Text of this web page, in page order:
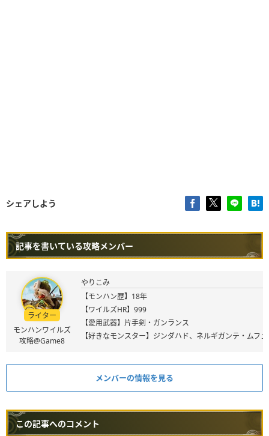
シェアしよう
記事を書いている攻略メンバー
ライター
モンハンワイルズ
攻略@Game8
やりこみ
【モンハン歴】18年
【ワイルズHR】999
【愛用武器】片手剣・ガンランス
【好きなモンスター】ジンダハド、ネルギガンテ・ムフ
メンバーの情報を見る
この記事へのコメント